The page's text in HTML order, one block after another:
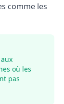
comme les
où les
pas